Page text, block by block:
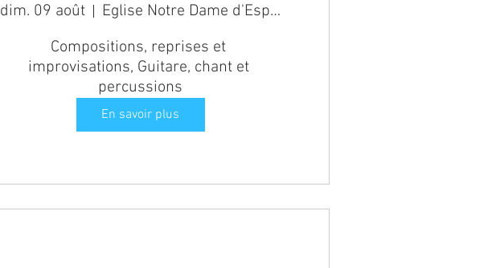
dim. 09 août
Eglise Notre Dame d'Espérence
Compositions, reprises et
improvisations, Guitare, chant et
percussions
En savoir plus